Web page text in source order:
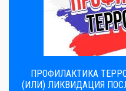
ПРОФИЛАКТИКА
(ИЛИ) ЛИКВИДАЦИЯ